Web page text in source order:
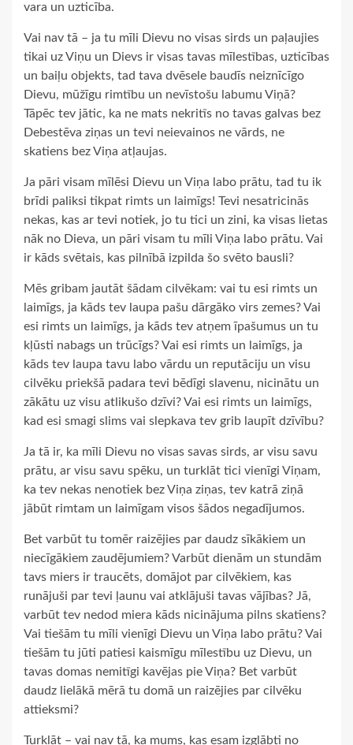
vara un uzticība.
Vai nav tā – ja tu mīli Dievu no visas sirds un paļaujies
tikai uz Viņu un Dievs ir visas tavas mīlestības, uzticības
un baiļu objekts, tad tava dvēsele baudīs neiznīcīgo
Dievu, mūžīgu rimtību un nevīstošu labumu Viņā?
Tāpēc tev jātic, ka ne mats nekritīs no tavas galvas bez
Debestēva ziņas un tevi neievainos ne vārds, ne
skatiens bez Viņa atļaujas.
Ja pāri visam mīlēsi Dievu un Viņa labo prātu, tad tu ik
brīdi paliksi tikpat rimts un laimīgs! Tevi nesatricinās
nekas, kas ar tevi notiek, jo tu tici un zini, ka visas lietas
nāk no Dieva, un pāri visam tu mīli Viņa labo prātu. Vai
ir kāds svētais, kas pilnībā izpilda šo svēto bausli?
Mēs gribam jautāt šādam cilvēkam: vai tu esi rimts un
laimīgs, ja kāds tev laupa pašu dārgāko virs zemes? Vai
esi rimts un laimīgs, ja kāds tev atņem īpašumus un tu
kļūsti nabags un trūcīgs? Vai esi rimts un laimīgs, ja
kāds tev laupa tavu labo vārdu un reputāciju un visu
cilvēku priekšā padara tevi bēdīgi slavenu, nicinātu un
zākātu uz visu atlikušo dzīvi? Vai esi rimts un laimīgs,
kad esi smagi slims vai slepkava tev grib laupīt dzīvību?
Ja tā ir, ka mīli Dievu no visas savas sirds, ar visu savu
prātu, ar visu savu spēku, un turklāt tici vienīgi Viņam,
ka tev nekas nenotiek bez Viņa ziņas, tev katrā ziņā
jābūt rimtam un laimīgam visos šādos negadījumos.
Bet varbūt tu tomēr raizējies par daudz sīkākiem un
niecīgākiem zaudējumiem? Varbūt dienām un stundām
tavs miers ir traucēts, domājot par cilvēkiem, kas
runājuši par tevi ļaunu vai atklājuši tavas vājības? Jā,
varbūt tev nedod miera kāds nicinājuma pilns skatiens?
Vai tiešām tu mīli vienīgi Dievu un Viņa labo prātu? Vai
tiešām tu jūti patiesi kaismīgu mīlestību uz Dievu, un
tavas domas nemitīgi kavējas pie Viņa? Bet varbūt
daudz lielākā mērā tu domā un raizējies par cilvēku
attieksmi?
Turklāt – vai nav tā, ka mums, kas esam izglābti no